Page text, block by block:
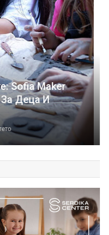
Sofia Maker
Деца И